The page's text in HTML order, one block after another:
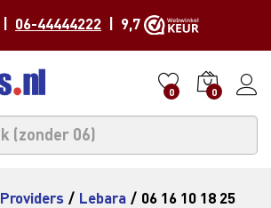
06-44444222 | 9,7
0 0
Providers / Lebara / 06 16 10 18 25